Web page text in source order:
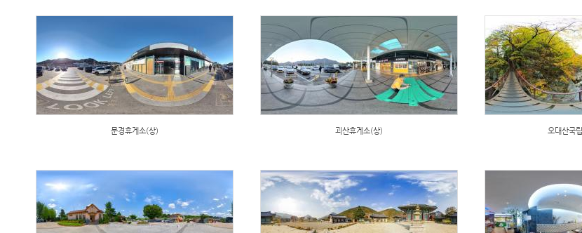
문경휴게소(상) 괴산휴게소(상) 오대산국